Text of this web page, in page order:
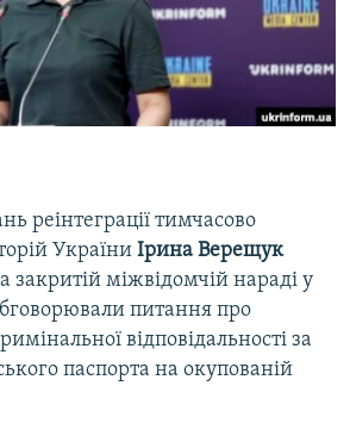
КРИМУ
реінтеграції тимчасово
України Ірина Верещук
закритій міжвідомчій нараді у
питання про
відповідальності за
паспорта на окупованій